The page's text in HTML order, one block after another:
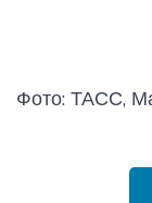
Фото: ТАСС,